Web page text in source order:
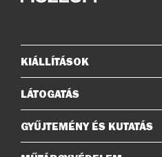
Oldaltérkép
KIÁLLÍTÁSOK
LÁTOGATÁS
GYŰJTEMÉNY ÉS KUTATÁS